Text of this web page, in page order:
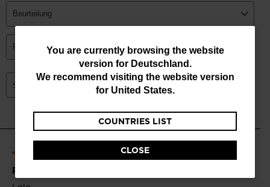
You
are
website
version
for
You are currently browsing the website
version for Deutschland .
We recommend visiting the website version
for United States.
COUNTRIES LIST
CLOSE